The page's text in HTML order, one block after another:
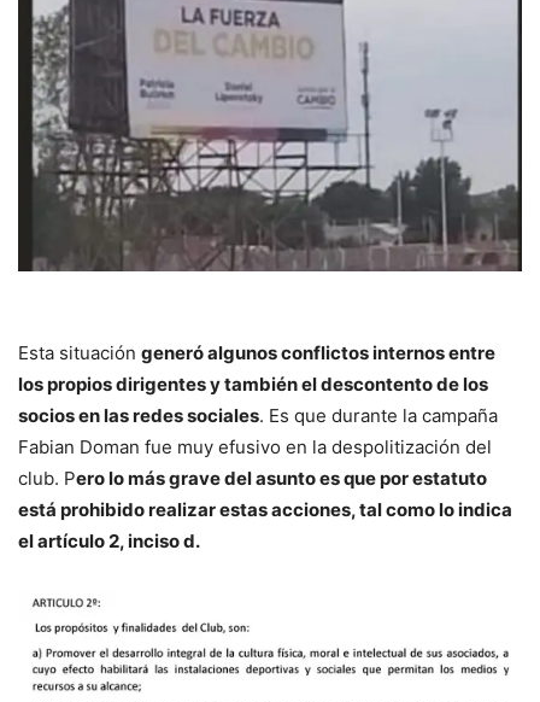
Esta situación generó algunos conflictos internos entre
los propios dirigentes y también el descontento de los
socios en las redes sociales. Es que durante la campaña
Fabian Doman fue muy efusivo en la despolitización del
club. Pero lo más grave del asunto es que por estatuto
está prohibido realizar estas acciones, tal como lo indica
el artículo 2, inciso d.